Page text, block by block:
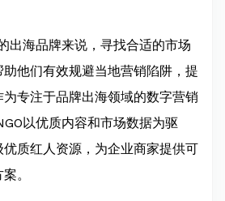
出海品牌来说，寻找合适的市场
他们有效规避当地营销陷阱，提
专注于品牌出海领域的数字营销
以优质内容和市场数据为驱
质红人资源，为企业商家提供可
。